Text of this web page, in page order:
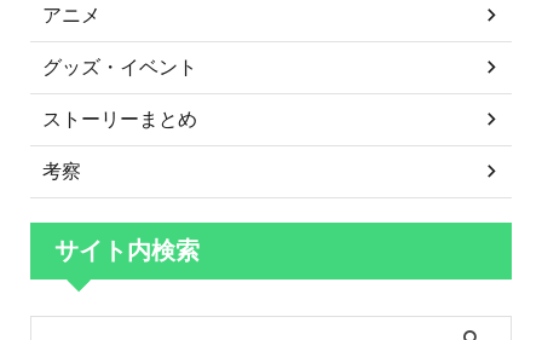
アニメ
グッズ・イベント
ストーリーまとめ
考察
サイト内検索